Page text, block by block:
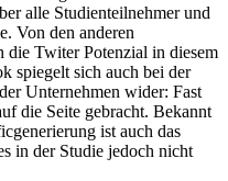
alle Studienteilnehmer und
Von den anderen
die Twiter Potenzial in diesem
spiegelt sich auch bei der
Unternehmen wider: Fast
die Seite gebracht. Bekannt
ist auch das
in der Studie jedoch nicht